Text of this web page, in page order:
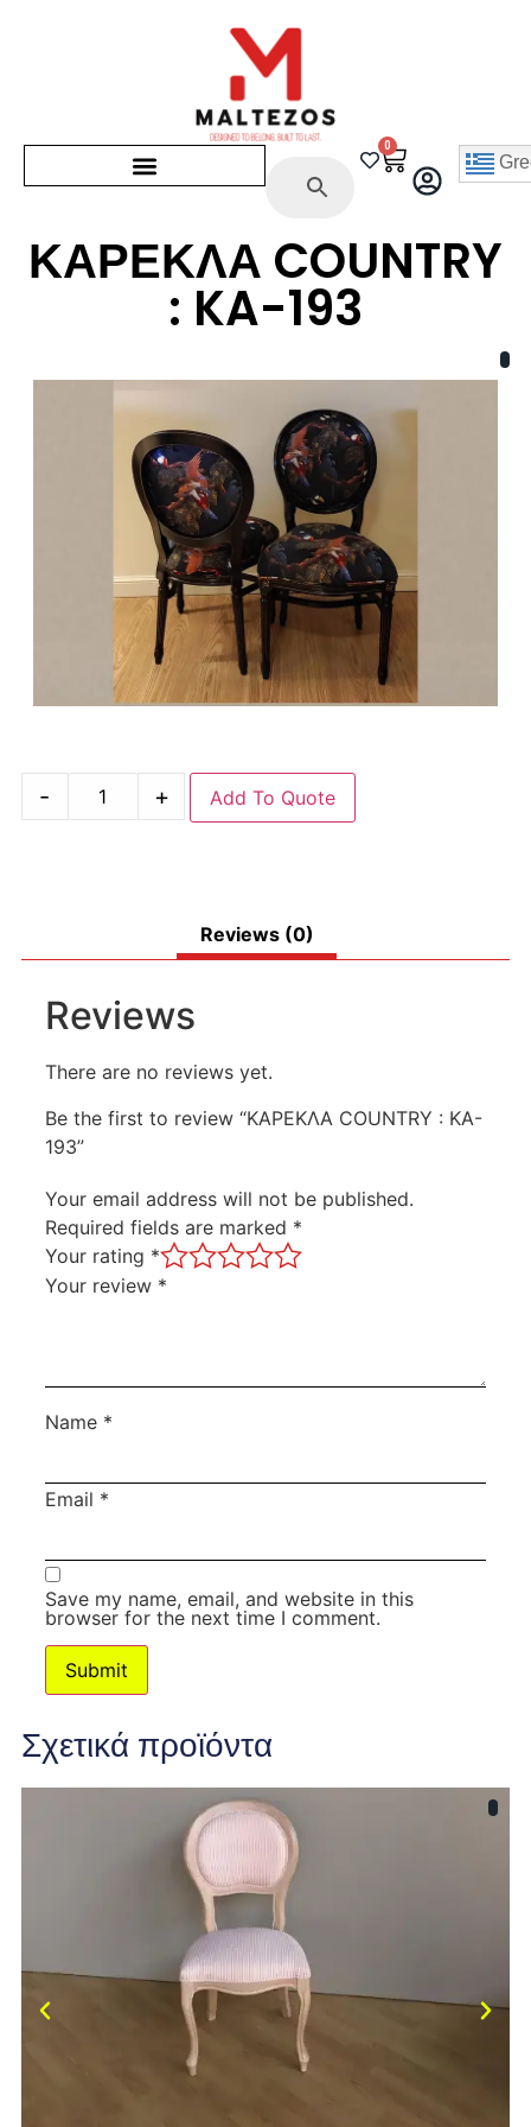
0
ΚΑΡΕΚΛΑ COUNTRY
: KA-193
- + Add To Quote
Reviews (0)
Reviews
There are no reviews yet.
Be the first to review “ΚΑΡΕΚΛΑ COUNTRY : KA-
193”
Your email address will not be published.
Required fields are marked *
Your rating *
Your review *
Name *
Email *
Save my name, email, and website in this
browser for the next time I comment.
Σχετικά προϊόντα